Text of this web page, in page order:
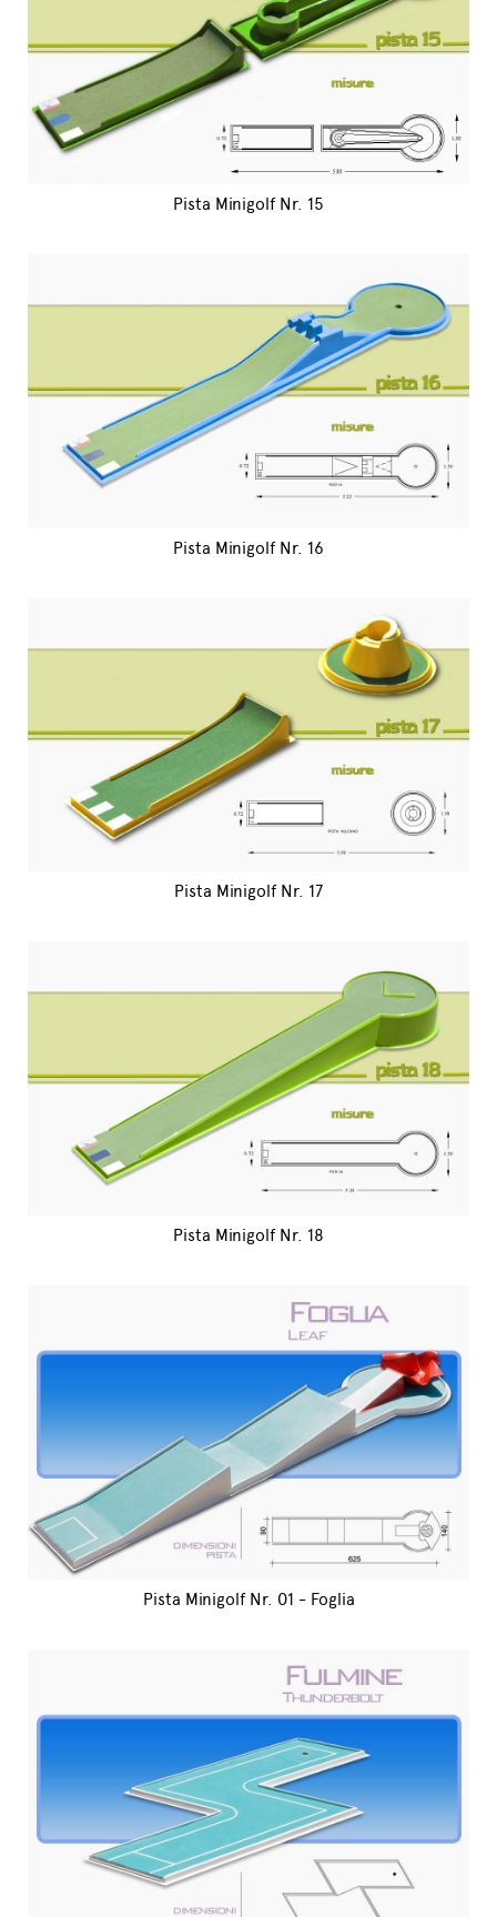
Pista Minigolf Nr. 15
Pista Minigolf Nr. 16
Pista Minigolf Nr. 17
Pista Minigolf Nr. 18
Pista Minigolf Nr. 01 - Foglia